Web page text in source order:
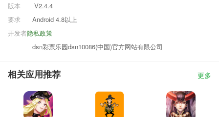
版本
V2.4.4
要求
Android 4.8以上
隐私政策
开发者
dsn彩票乐园dsn10086(中国)官方网站有限公司
相关应用推荐 更多